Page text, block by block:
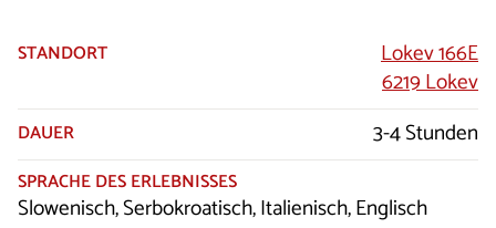
STANDORT
Lokev 166E
6219 Lokev
DAUER 3-4 Stunden
SPRACHE DES ERLEBNISSES
Slowenisch, Serbokroatisch, Italienisch, Englisch